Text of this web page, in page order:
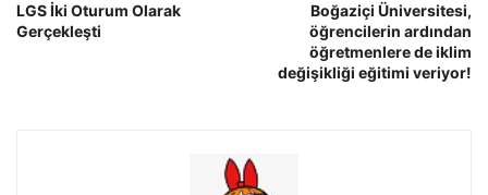
LGS İki Oturum Olarak
Gerçekleşti
Boğaziçi Üniversitesi,
öğrencilerin ardından
öğretmenlere de iklim
değişikliği eğitimi veriyor!